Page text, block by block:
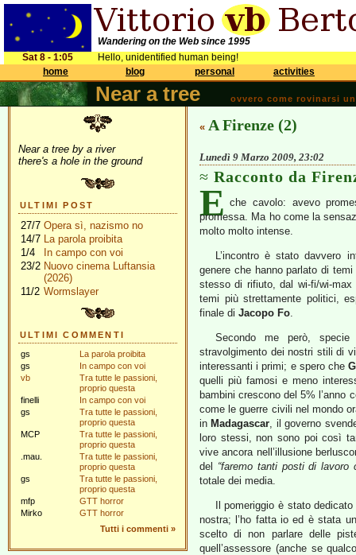
Wandering on the Web since 1995
Sat 8 - 1:05
Hello, unidentified human being!
home
blog personal activities
Near a tree ovvero come rovinarsi
Near a tree by a river
there's a hole in the ground
ULTIMI POST
27/7 Opera sì, nazismo no
14/7 La parola proibita
1/4
In campo con voi
23/2 Nuovo cinema Luftansia
(2026)
11/2 Wormslayer
ULTIMI COMMENTI
gs
La parola proibita
gs
In campo con voi
vb
Tra tutte le passioni,
proprio questa
finelli
In campo con voi
gs
Tra tutte le passioni,
proprio questa
MCP
Tra tutte le passioni,
proprio questa
.mau.
Tra tutte le passioni,
proprio questa
gs
Tra tutte le passioni,
proprio questa
mfp
GTT horror
Mirko
GTT horror
Tutti i commenti »
« A Firenze (2)
Lunedì 9 Marzo 2009, 23:02
Racconto da
E che cavolo: avevo
promessa. Ma ho come la
molto molto intense.
L’incontro è stato davvero
genere che hanno parlato di
stesso di rifiuto, dal wi-fi/wi-
temi più strettamente politici,
finale di Jacopo Fo.
Secondo me però,
stravolgimento dei nostri stili di
interessanti i primi; e spero che
quelli più famosi e meno
bambini crescono del 5% l’anno
come le guerre civili nel mondo
in Madagascar, il governo
loro stessi, non sono poi così
vive ancora nell’illusione
del “faremo tanti posti di lavoro
totale dei media.
Il pomeriggio è stato
nostra; l’ho fatta io ed è stata
scelto di non parlare delle
quell’assessore (anche se